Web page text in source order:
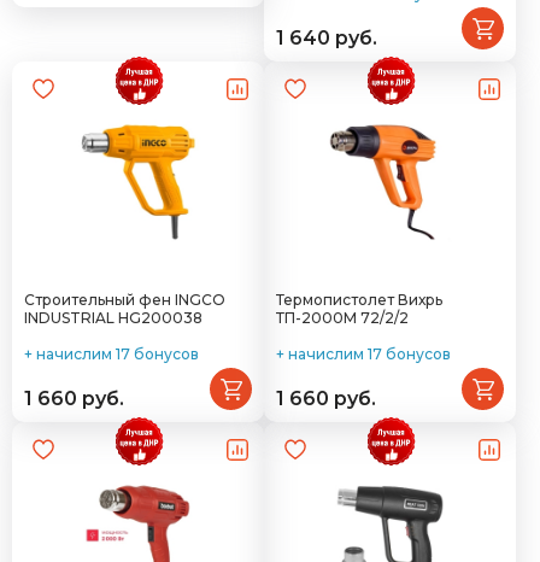
1 640 руб.
Строительный фен INGCO
INDUSTRIAL HG200038
+ начислим 17 бонусов
1 660 руб.
Термопистолет Вихрь
ТП-2000М 72/2/2
+ начислим 17 бонусов
1 660 руб.